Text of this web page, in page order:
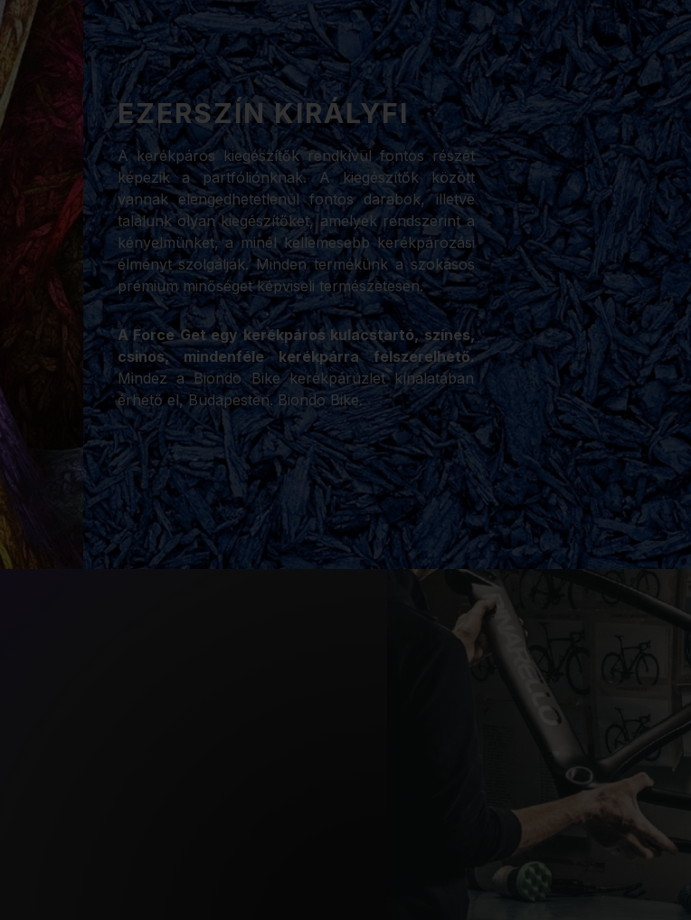
EZERSZÍN KIRÁLYFI
A kerékpáros kiegészítők rendkívül fontos részét
képezik a partfóliónknak. A kiegészítők között
vannak elengedhetetlenül fontos darabok, illetve
találunk olyan kiegészítőket, amelyek rendszerint a
kényelmünket, a minél kellemesebb kerékpározási
élményt szolgálják. Minden termékünk a szokásos
prémium minőséget képviseli természetesen.
A Force Get egy kerékpáros kulacstartó, színes,
csinos, mindenféle kerékpárra felszerelhető.
Mindez a Biondo Bike kerékpárüzlet kínálatában
érhető el, Budapesten. Biondo Bike.